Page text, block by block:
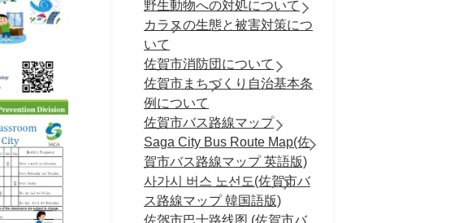
野生動物への対処について
カラスの生態と被害対策につ
いて
佐賀市消防団について
佐賀市まちづくり自治基本条
例について
佐賀市バス路線マップ
Saga City Bus Route Map(佐
賀市バス路線マップ 英語版)
사가시 버스 노선도(佐賀市バ
ス路線マップ 韓国語版)
佐贺市巴士路线图 (佐賀市バ